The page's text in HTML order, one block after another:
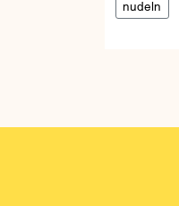
nudeln